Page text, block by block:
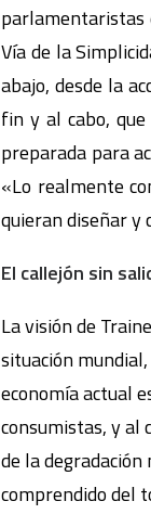
parlamentaristas
Vía de la
abajo, desde la
fin y al cabo,
preparada para
«Lo realmente
quieran diseñar y
El callejón sin
La visión de
situación
economía actual
consumistas, y al
de la
comprendido del